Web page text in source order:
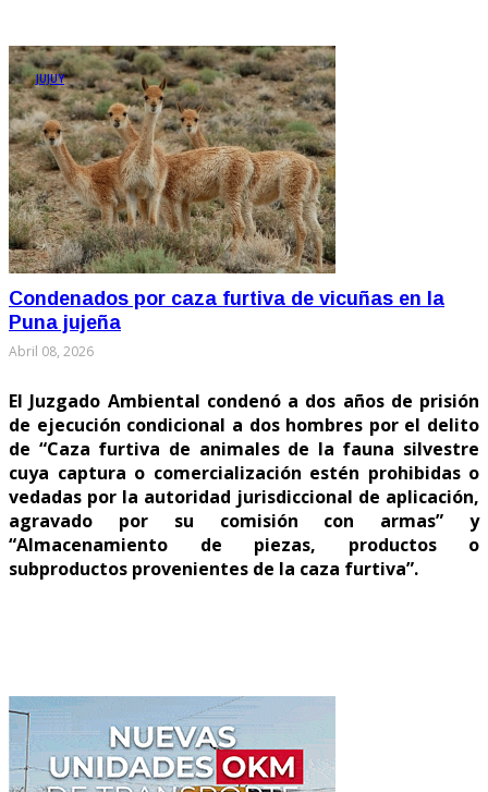
JUJUY
Condenados por caza furtiva de vicuñas en la
Puna jujeña
Abril 08, 2026
El Juzgado Ambiental condenó a dos años de prisión
de ejecución condicional a dos hombres por el delito
de “Caza furtiva de animales de la fauna silvestre
cuya captura o comercialización estén prohibidas o
vedadas por la autoridad jurisdiccional de aplicación,
agravado por su comisión con armas” y
“Almacenamiento de piezas, productos o
subproductos provenientes de la caza furtiva”.